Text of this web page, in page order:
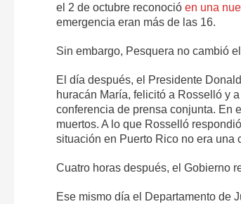
el 2 de octubre reconoció en una
emergencia eran más de las 16.
Sin embargo, Pesquera no cambió
El día después, el Presidente
huracán María, felicitó a Rosselló y
conferencia de prensa conjunta. En
muertos. A lo que Rosselló
situación en Puerto Rico no era una
Cuatro horas después, el Gobierno
Ese mismo día el Departamento de